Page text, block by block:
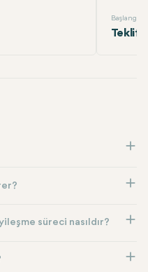
Başlangıç
Teklif
süreci nasıldır?